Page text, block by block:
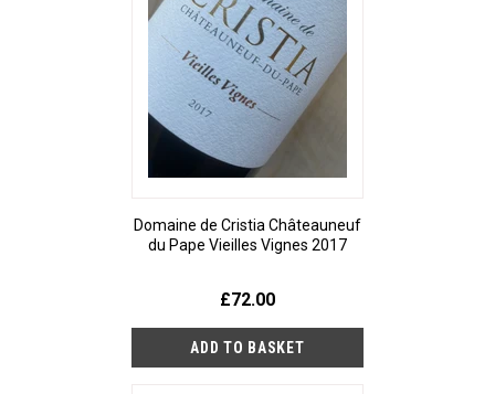
Domaine de Cristia Châteauneuf
du Pape Vieilles Vignes 2017
£72.00